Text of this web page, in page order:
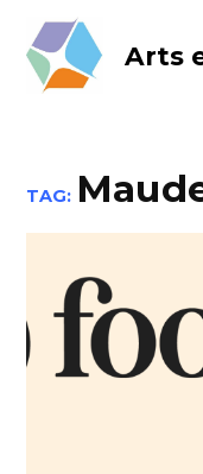
content
Arts
TAG: